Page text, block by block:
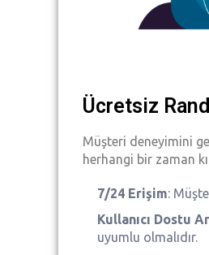
Ücretsiz
Müşteri deneyimini
herhangi bir zaman
7/24 Erişim:
Kullanıcı Dostu
uyumlu olmalıdır.